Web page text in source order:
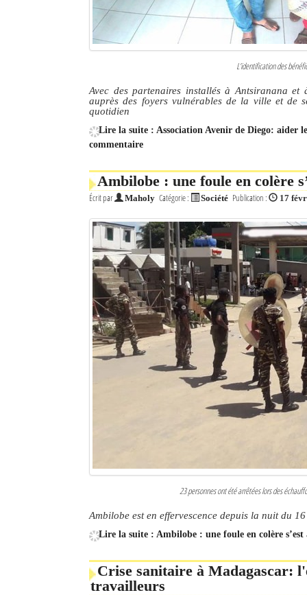
L’identification des
Avec des partenaires installés à Antsiranana et
auprès des foyers vulnérables de la ville et de
quotidien
Lire la suite : Association Avenir de Diego: aider
commentaire
Ambilobe : une foule en colère
Écrit par Maholy Catégorie : Société Publication : 17
23 personnes ont été arrêtées lors des
Ambilobe est en effervescence depuis la nuit du
Lire la suite : Ambilobe : une foule en colère
Crise sanitaire à Madagascar:
travailleurs